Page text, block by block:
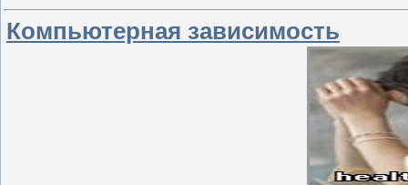
Компьютерная зависимость